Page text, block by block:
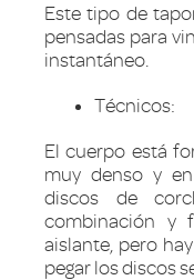
Este tipo de
pensadas para
instantáneo.
Técnicos:
El cuerpo está
muy denso y
discos de
combinación y
aislante, pero
pegar los discos